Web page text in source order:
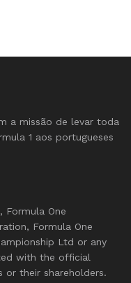
a missão de levar toda
1 aos portugueses
Formula One
Formula One
Ltd or any
with the official
or their shareholders.